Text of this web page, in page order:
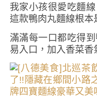
我家小孩很愛吃麵
這款鴨肉丸麵線根本
滿滿每一口都吃得
易入口，加入香菜香